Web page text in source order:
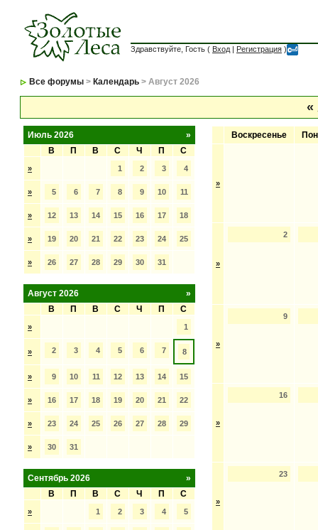
Здравствуйте, Гость ( Вход | Регистрация )
Все форумы > Календарь > Август 2026
«
»
Июль 2026
В
П В С Ч П С
» 1 2 3 4
» 5 6 7 8 9 10 11
» 12 13 14 15 16 17 18
» 19 20 21 22 23 24 25
» 26 27 28 29 30 31
»
Август 2026
В
П В С Ч П С
» 1
» 2 3 4 5 6 7 8
» 9 10 11 12 13 14 15
» 16 17 18 19 20 21 22
» 23 24 25 26 27 28 29
» 30 31
»
Сентябрь 2026
В
П В С Ч П С
» 1 2 3 4 5
Воскресенье
»
»
2
»
9
»
16
»
23